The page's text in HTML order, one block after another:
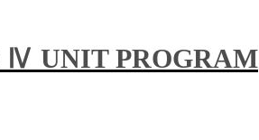
Ⅳ UNIT PROGRAM